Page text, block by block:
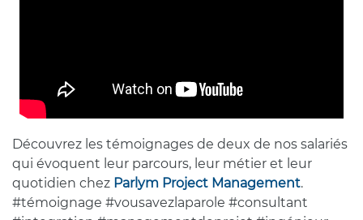
Découvrez les témoignages de deux de nos salariés
qui évoquent leur parcours, leur métier et leur
quotidien chez Parlym Project Management.
#témoignage #vousavezlaparole #consultant